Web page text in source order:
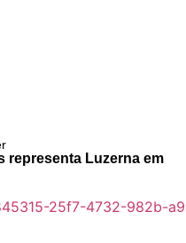
representa Luzerna em